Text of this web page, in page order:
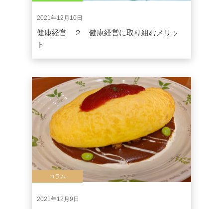
2021年12月10日
健康経営 ２ 健康経営に取り組むメリッ
ト
コラム
2021年12月9日